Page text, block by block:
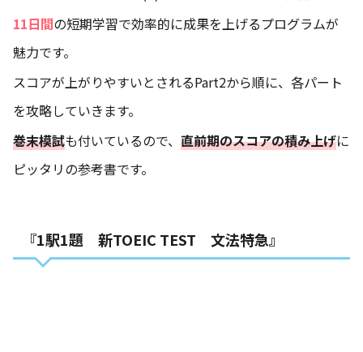
11日間の短期学習で効率的に成果を上げるプログラムが
魅力です。
スコアが上がりやすいとされるPart2から順に、各パート
を攻略していきます。
巻末模試も付いているので、 直前期のスコアの積み上げに
ピッタリの参考書です。
『1駅1題 新TOEIC TEST 文法特急』